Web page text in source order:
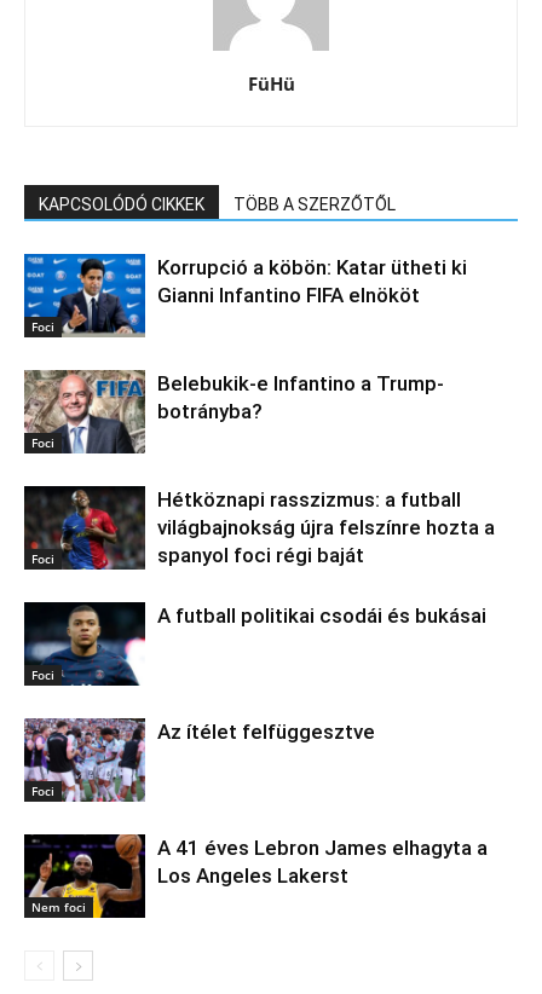
FüHü
KAPCSOLÓDÓ CIKKEK TÖBB A SZERZŐTŐL
Foci
Korrupció a köbön: Katar ütheti ki
Gianni Infantino FIFA elnököt
Foci
Belebukik-e Infantino a Trump-
botrányba?
Foci
Hétköznapi rasszizmus: a futball
világbajnokság újra felszínre hozta a
spanyol foci régi baját
Foci
A futball politikai csodái és bukásai
Foci
Az ítélet felfüggesztve
Nem foci
A 41 éves Lebron James elhagyta a
Los Angeles Lakerst